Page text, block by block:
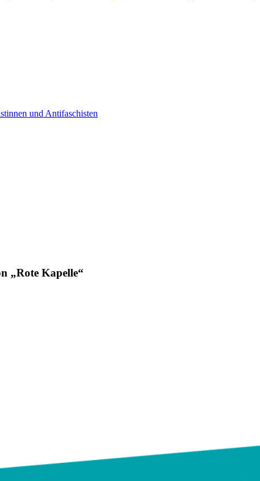
und Antifaschisten
„Rote Kapelle“